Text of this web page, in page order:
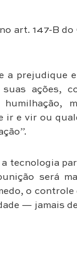
art. 147-B
a prejudique
ações,
ir e vir ou
tecnologia
será
o
— jamais